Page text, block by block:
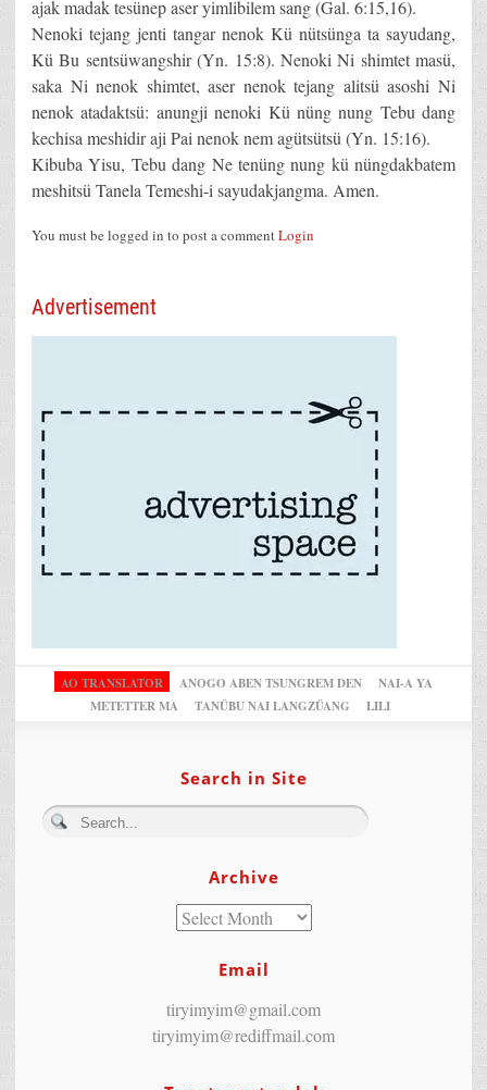
ajak madak tesünep aser yimlibilem sang (Gal. 6:15,16).
Nenoki tejang jenti tangar nenok Kü nütsünga ta sayudang,
Kü Bu sentsüwangshir (Yn. 15:8). Nenoki Ni shimtet masü,
saka Ni nenok shimtet, aser nenok tejang alitsü asoshi Ni
nenok atadaktsü: anungji nenoki Kü nüng nung Tebu dang
kechisa meshidir aji Pai nenok nem agütsütsü (Yn. 15:16).
Kibuba Yisu, Tebu dang Ne tenüng nung kü nüngdakbatem
meshitsü Tanela Temeshi-i sayudakjangma. Amen.
You must be logged in to post a commentLogin
Advertisement
AO TRANSLATOR ANOGO ABEN TSUNGREM DEN
NAI-A YA
METETTER MA
TANÜBU NAI LANGZÜANG LILI
Search in Site
Archive
Email
tiryimyim@gmail.com
tiryimyim@rediffmail.com